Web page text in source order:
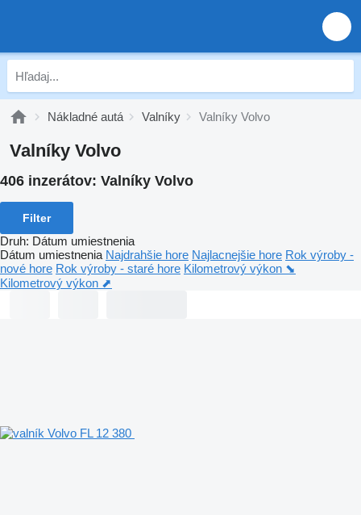
Nákladné autá Valníky Valníky Volvo
Valníky Volvo
406 inzerátov: Valníky Volvo
Filter
Druh: Dátum umiestnenia
Dátum umiestnenia Najdrahšie hore Najlacnejšie hore Rok výroby -
nové hore Rok výroby - staré hore Kilometrový výkon ⬊
Kilometrový výkon ⬈